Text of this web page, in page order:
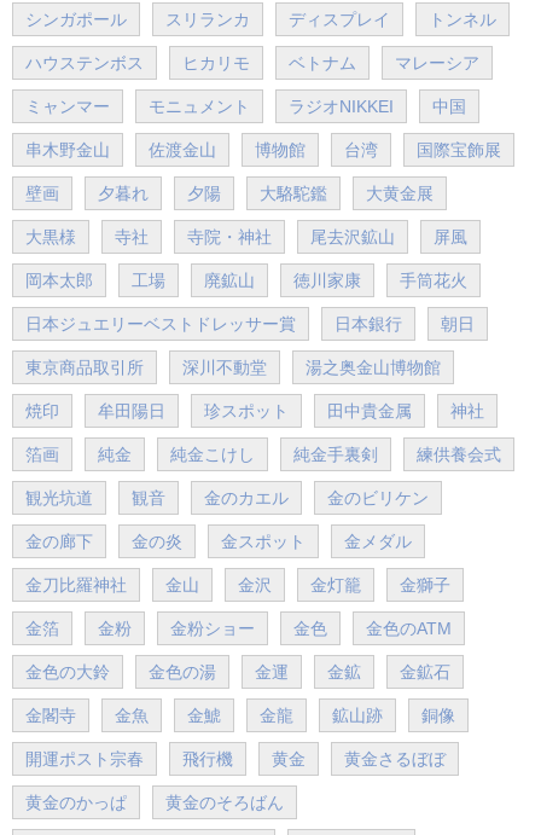
シンガポール スリランカ ディスプレイ トンネル
ハウステンボス ヒカリモ ベトナム マレーシア
ミャンマー モニュメント ラジオNIKKEI 中国
串木野金山 佐渡金山 博物館 台湾 国際宝飾展
壁画 夕暮れ 夕陽 大駱駝鑑 大黄金展
大黒様 寺社 寺院・神社 尾去沢鉱山 屏風
岡本太郎 工場 廃鉱山 徳川家康 手筒花火
日本ジュエリーベストドレッサー賞 日本銀行 朝日
東京商品取引所 深川不動堂 湯之奥金山博物館
焼印 牟田陽日 珍スポット 田中貴金属 神社
箔画 純金 純金こけし 純金手裏剣 練供養会式
観光坑道 観音 金のカエル 金のビリケン
金の廊下 金の炎 金スポット 金メダル
金刀比羅神社 金山 金沢 金灯籠 金獅子
金箔 金粉 金粉ショー 金色 金色のATM
金色の大鈴 金色の湯 金運 金鉱 金鉱石
金閣寺 金魚 金鯱 金龍 鉱山跡 銅像
開運ポスト宗春 飛行機 黄金 黄金さるぼぼ
黄金のかっぱ 黄金のそろばん